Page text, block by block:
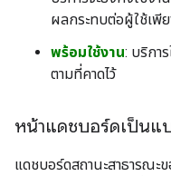
ผลกระทบต่อผู้ใช้เพี
พร้อมใช้งาน: บริกา
ตามที่คาดไว้
หน้าแดชบอร์ดเป็นแ
แดชบอร์ดสถานะสาธารณะ